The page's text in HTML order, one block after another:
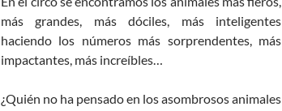
más grandes, más dóciles, más inteligentes
haciendo los números más sorprendentes, más
impactantes, más increíbles…
¿Quién no ha pensado en los asombrosos animales